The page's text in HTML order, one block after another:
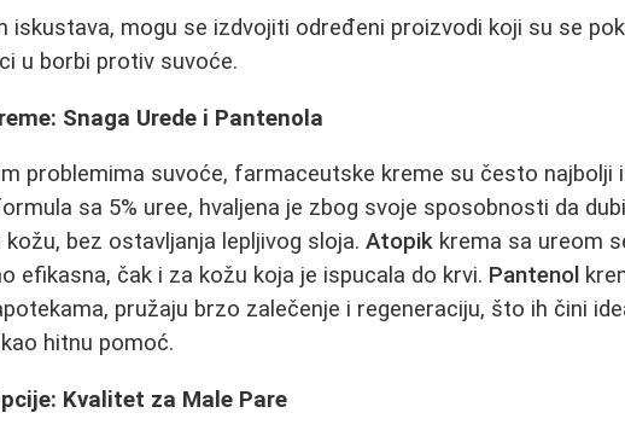
iskustava, mogu se izdvojiti određeni proizvodi koji su se
u borbi protiv suvoće.
Snaga Urede i Pantenola
problemima suvoće, farmaceutske kreme su često najbolji
sa 5% uree, hvaljena je zbog svoje sposobnosti da
bez ostavljanja lepljivog sloja.Atopik krema sa ureom
efikasna, čak i za kožu koja je ispucala do krvi. Pantenol
pružaju brzo zalečenje i regeneraciju, što ih čini
hitnu pomoć.
Kvalitet za Male Pare